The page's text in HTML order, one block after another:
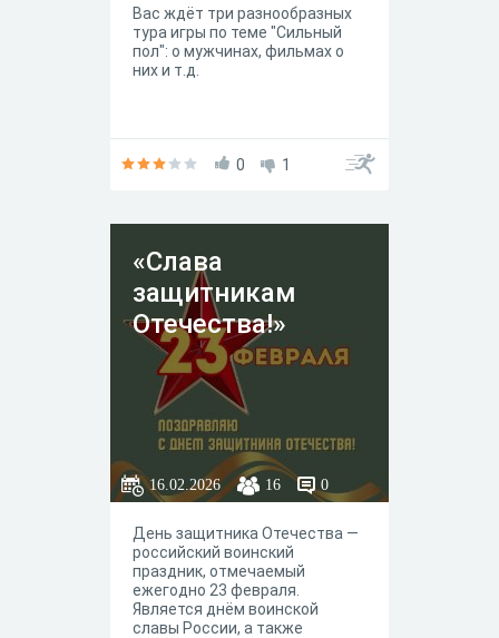
Вас ждёт три разнообразных
тура игры по теме "Сильный
пол": о мужчинах, фильмах о
них и т.д.
0 1
«Слава
защитникам
Отечества!»
16.02.2026 16 0
День защитника Отечества —
российский воинский
праздник, отмечаемый
ежегодно 23 февраля.
Является днём воинской
славы России, а также